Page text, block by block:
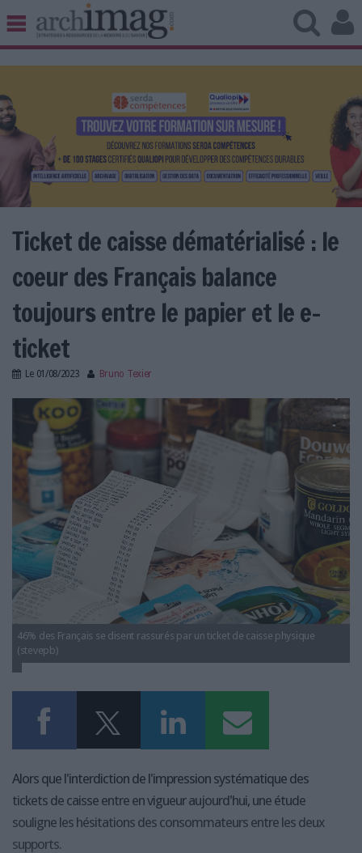
BIBLIOTHÈQUE ÉDITION
UNIVERS DATA
TRAVAIL COLLABORATIF
VIE NUMÉRIQUE
NUMÉRIQUE RESPONSABLE
LES DOSSIERS
LES NEWSLETTERS
LE MAGAZINE
LES GUIDES PRATIQUES
L'ESPACE EMPLOI
L'AGENDA
L'ANNUAIRE DES ACTEURS
LES LIVRES BLANCS
LES SUPPLÉMENTS
NOS OFFRES D'ABONNEMENTS
Ticket de caisse dématérialisé : le
coeur des Français balance
toujours entre le papier et le e-
ticket
Le 01/08/2023 Bruno Texier
ticket_caisse-dematerialise.jpg
46% des Français se disent rassurés par un ticket de caisse physique
(stevepb)
Alors que l'interdiction de l'impression systématique des
tickets de caisse entre en vigueur aujourd'hui, une étude
souligne les hésitations des consommateurs entre les deux
supports.